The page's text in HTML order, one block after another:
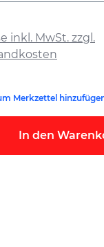
inkl. MwSt. zzgl.
Merkzettel
In den